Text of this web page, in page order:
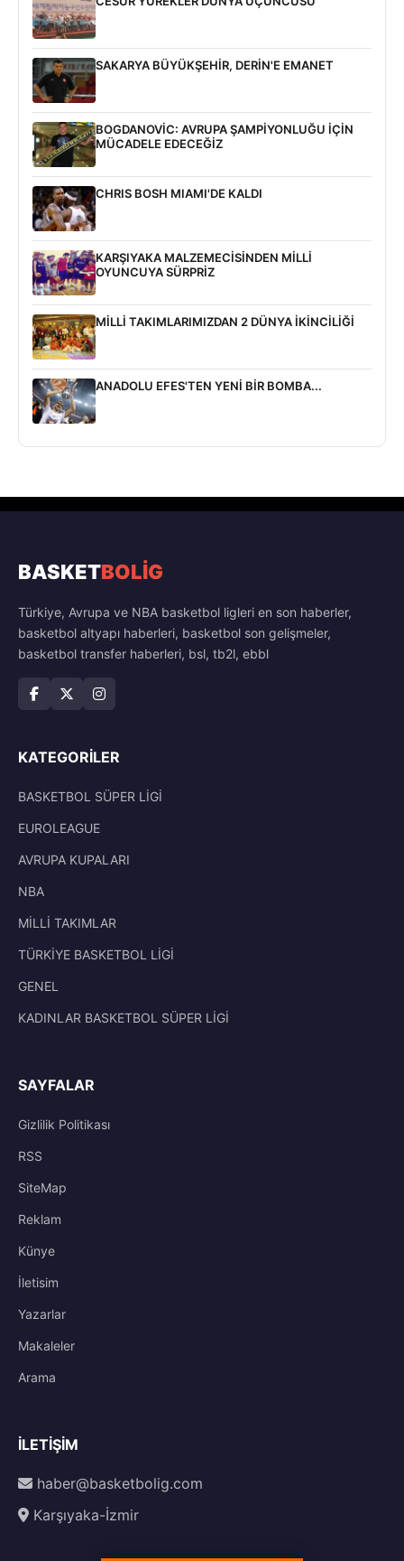
SAKARYA BÜYÜKŞEHİR, DERİN'E EMANET
BOGDANOVİC: AVRUPA ŞAMPİYONLUĞU İÇİN
MÜCADELE EDECEĞİZ
CHRIS BOSH MIAMI'DE KALDI
KARŞIYAKA MALZEMECİSİNDEN MİLLİ
OYUNCUYA SÜRPRİZ
MİLLİ TAKIMLARIMIZDAN 2 DÜNYA İKİNCİLİĞİ
ANADOLU EFES'TEN YENİ BİR BOMBA...
BASKETBOLİG
Türkiye, Avrupa ve NBA basketbol ligleri en son haberler,
basketbol altyapı haberleri, basketbol son gelişmeler,
basketbol transfer haberleri, bsl, tb2l, ebbl
KATEGORILER
BASKETBOL SÜPER LİGİ
EUROLEAGUE
AVRUPA KUPALARI
NBA
MİLLİ TAKIMLAR
TÜRKİYE BASKETBOL LİGİ
GENEL
KADINLAR BASKETBOL SÜPER LİGİ
SAYFALAR
Gizlilik Politikası
RSS
SiteMap
Reklam
Künye
İletisim
Yazarlar
Makaleler
Arama
İLETIŞIM
haber@basketbolig.com
Karşıyaka-İzmir